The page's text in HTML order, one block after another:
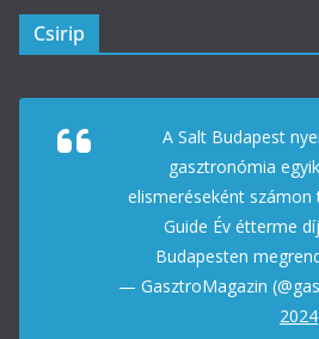
Csirip
A Salt Budapest
gasztronómia
elismeréseként
Guide Év étterme
Budapesten
— GasztroMagazin
2024